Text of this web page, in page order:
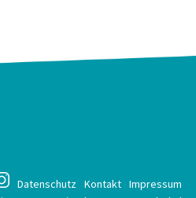
Datenschutz Kontakt Impressum